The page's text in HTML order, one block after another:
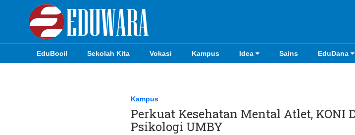
EduBocil Sekolah Kita Vokasi Kampus Idea Sains EduDana
Kampus
Perkuat Kesehatan Mental Atlet, KONI
Psikologi UMBY